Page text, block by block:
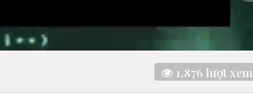
1,876 lượt xem